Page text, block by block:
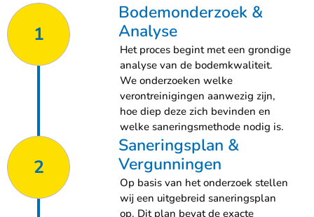
1
Bodemonderzoek &
Analyse
Het proces begint met een grondige
analyse van de bodemkwaliteit.
We onderzoeken welke
verontreinigingen aanwezig zijn,
hoe diep deze zich bevinden en
welke saneringsmethode nodig is.
2
Saneringsplan &
Vergunningen
Op basis van het onderzoek stellen
wij een uitgebreid saneringsplan
op. Dit plan bevat de exacte